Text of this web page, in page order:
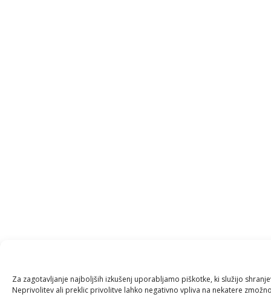
Za zagotavljanje najboljših izkušenj uporabljamo piškotke, ki služijo
Neprivolitev ali preklic privolitve lahko negativno vpliva na nekatere